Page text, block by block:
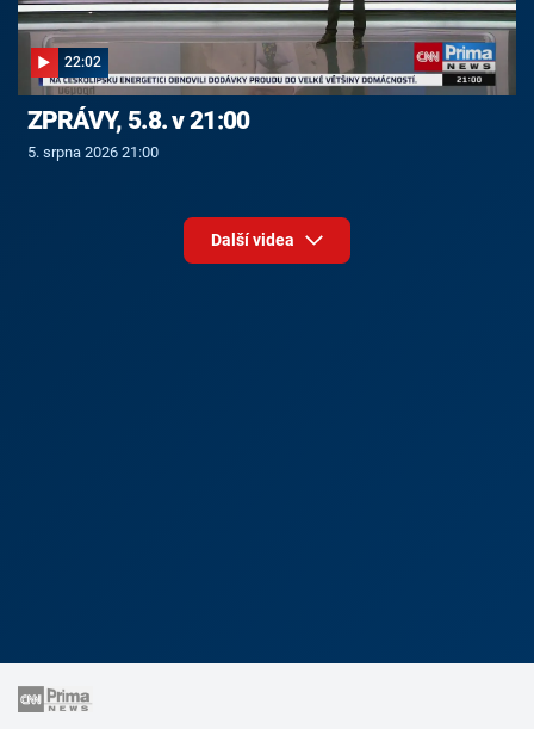
22:02
ZPRÁVY, 5.8. v 21:00
5. srpna 2026 21:00
Další videa